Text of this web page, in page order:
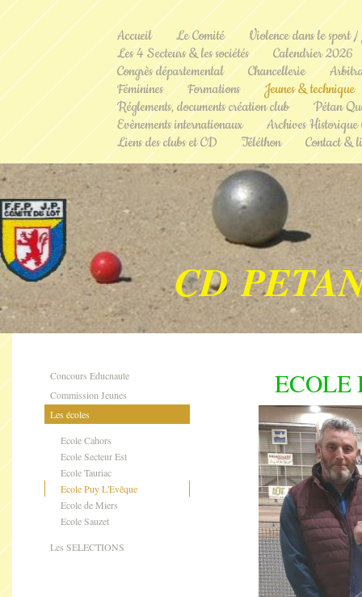
Accueil Le Comité
Violence dans le sport
Les 4 Secteurs & les sociétés
Calendrier 2026
Congrès départemental
Chancellerie
Féminines
Formations
Jeunes & technique
Réglements, documents création club
Pétan
Evènements internationaux
Archives
Liens des clubs et CD
Téléthon Contact &
CD
Concours Educnaute
Commission Jeunes
Les écoles
Ecole Cahors
Ecole Secteur Est
Ecole Tauriac
Ecole Puy L'Evêque
Ecole de Miers
Ecole Sauzet
Les SELECTIONS
ECOLE